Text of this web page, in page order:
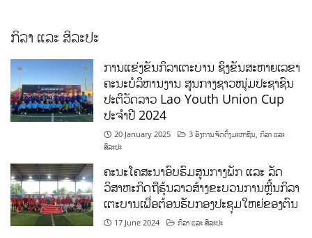
ກິລາ ແລະ ສິລະປະ
ການແຂ່ງຂັນກິລາເຕະບານ ຊິງຂັນສະຫາຍເລຂາ
ຄະນະບໍລິຫານງານ ສູນກາງຊາວໜຸ່ມປະຊາຊົນ
ປະຕິວັດລາວ Lao Youth Union Cup
ປະຈຳປີ 2024
20 January 2025 3 ອົງການຈັດຕັ້ງມະຫາຊົນ,ກິລາ ແລະ
ສິລະປະ
ຄະນະໂຄສະນາອົບຮົມສູນກາງພັກ ແລະ ລັດ
ວິສາຫະກິດຖືຮຸ້ນລາວສ້າງຂະບວນການຫຼີ້ນກິລາ
ເຕະບານເພື່ອຕ້ອນຮັບກອງປະຊຸມໃຫຍ່ຂອງຕົນ
17 June 2024 ກິລາ ແລະ ສິລະປະ